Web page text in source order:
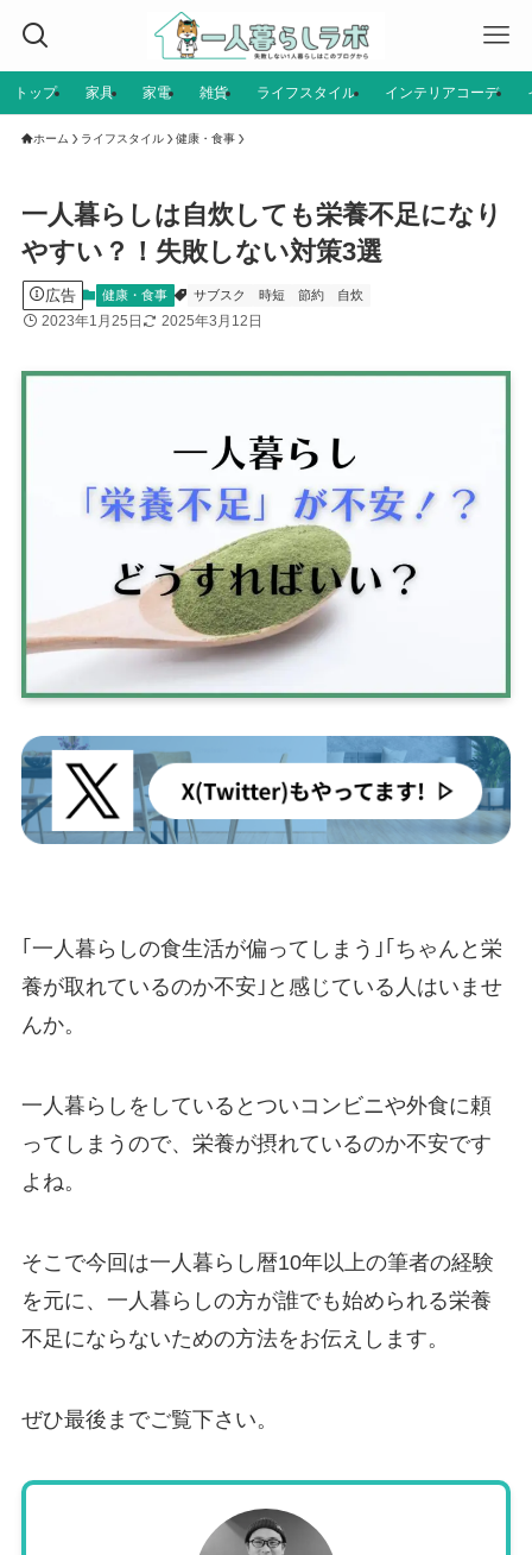
トップ 家具 家電 雑貨 ライフスタイル インテリアコーデ
ホーム ライフスタイル 健康・食事
一人暮らしは自炊しても栄養不足になり
やすい？！失敗しない対策3選
広告 健康・食事 サブスク 時短 節約 自炊
2023年1月25日 2025年3月12日
｢一人暮らしの食生活が偏ってしまう｣｢ちゃんと栄
養が取れているのか不安｣と感じている人はいませ
んか。
一人暮らしをしているとついコンビニや外食に頼
ってしまうので、栄養が摂れているのか不安です
よね。
そこで今回は一人暮らし暦10年以上の筆者の経験
を元に、一人暮らしの方が誰でも始められる栄養
不足にならないための方法をお伝えします。
ぜひ最後までご覧下さい。